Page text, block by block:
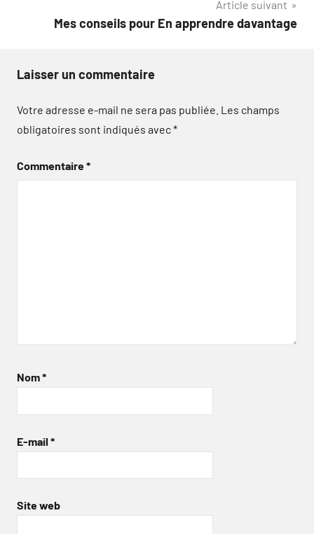
Article suivant
Mes conseils pour En apprendre davantage
Laisser un commentaire
Votre adresse e-mail ne sera pas publiée. Les champs
obligatoires sont indiqués avec*
Commentaire*
Nom*
E-mail *
Site web